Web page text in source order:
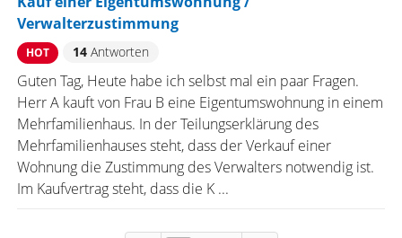
Verwalterzustimmung
HOT 14Antworten
Guten Tag, Heute habe ich selbst mal ein paar Fragen.
Herr A kauft von Frau B eine Eigentumswohnung in einem
Mehrfamilienhaus. In der Teilungserklärung des
Mehrfamilienhauses steht, dass der Verkauf einer
Wohnung die Zustimmung des Verwalters notwendig ist.
Im Kaufvertrag steht, dass die K ...